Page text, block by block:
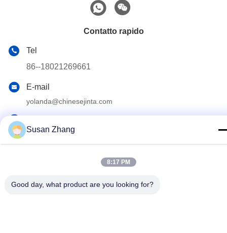
Contatto rapido
Tel
86--18021269661
E-mail
yolanda@chinesejinta.com
Zona di industria di Cheluba, città di Shanghu, città di
Changshu, provincia di Jiangsu, Cina
La Cina va bene. Qualità Scaffalatura dell'esposizione del
Susan Zhang
8:17 PM
Good day, what product are you looking for?